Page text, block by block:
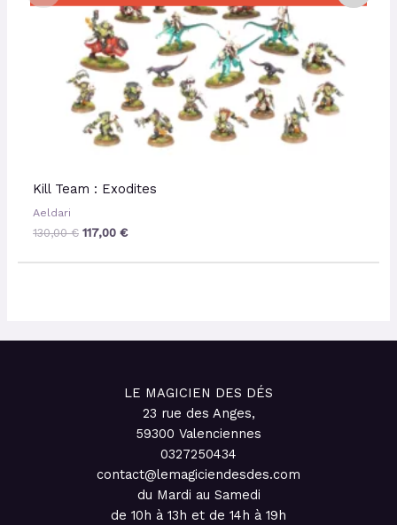
Kill Team : Exodites
Aeldari
130,00€ 117,00€
LE MAGICIEN DES DÉS
23 rue des Anges,
59300 Valenciennes
0327250434
contact@lemagiciendesdes.com
du Mardi au Samedi
de 10h à 13h et de 14h à 19h